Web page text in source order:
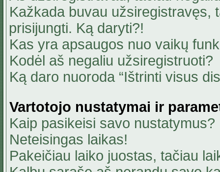
Kažkada buvau užsiregistravęs,
prisijungti. Ką daryti?!
Kas yra apsaugos nuo vaikų
Kodėl aš negaliu užsiregistruoti?
Ką daro nuoroda “Ištrinti visus
Vartotojo nustatymai ir
Kaip pasikeisi savo nustatymus?
Neteisingas laikas!
Pakeičiau laiko juostas, tačiau